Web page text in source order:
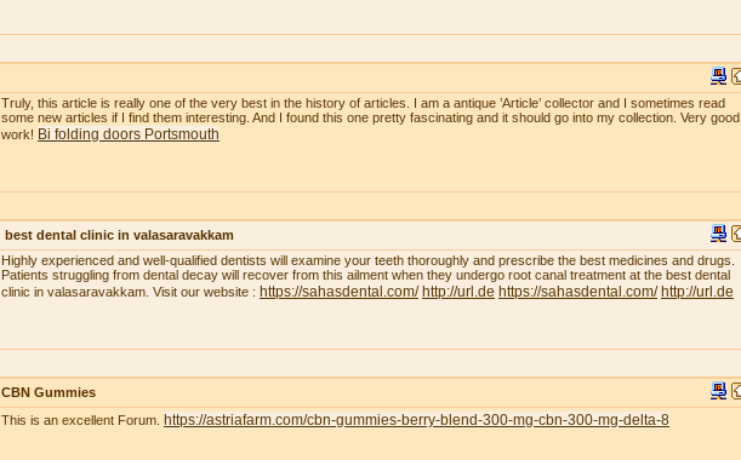
Truly, this article is really one of the very best in the history of articles. I am a antique ’Article’ collector and I sometimes read
some new articles if I find them interesting. And I found this one pretty fascinating and it should go into my collection. Very good
work! Bi folding doors Portsmouth
best dental clinic in valasaravakkam
Highly experienced and well-qualified dentists will examine your teeth thoroughly and prescribe the best medicines and drugs.
Patients struggling from dental decay will recover from this ailment when they undergo root canal treatment at the best dental
clinic in valasaravakkam. Visit our website : https://sahasdental.com/ http://url.de https://sahasdental.com/ http://url.de
CBN Gummies
This is an excellent Forum. https://astriafarm.com/cbn-gummies-berry-blend-300-mg-cbn-300-mg-delta-8